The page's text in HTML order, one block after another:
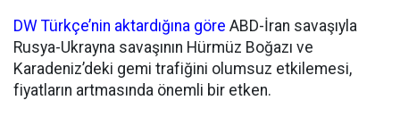
DW Türkçe’nin aktardığına göre ABD-İran savaşıyla
Rusya-Ukrayna savaşının Hürmüz Boğazı ve
Karadeniz’deki gemi trafiğini olumsuz etkilemesi,
fiyatların artmasında önemli bir etken.